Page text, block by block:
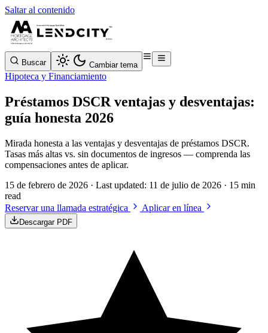
Saltar al contenido
Buscar Cambiar tema
Hipoteca y Financiamiento
Préstamos DSCR ventajas y desventajas:
guía honesta 2026
Mirada honesta a las ventajas y desventajas de préstamos DSCR.
Tasas más altas vs. sin documentos de ingresos — comprenda las
compensaciones antes de aplicar.
15 de febrero de 2026 · Last updated: 11 de julio de 2026 · 15 min
read
Reservar una llamada estratégica
Aplicar en línea
Descargar PDF